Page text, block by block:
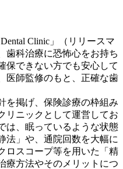
Clinic」（リリースマ
歯科治療に恐怖心をお持ち
保できない方でも安心して
医師監修のもと、正確な歯
を掲げ、保険診療の枠組み
リニックとして運営してお
は、眠っているような状態
法」や、通院回数を大幅に
ロスコープ等を用いた「精
療方法やそのメリットにつ